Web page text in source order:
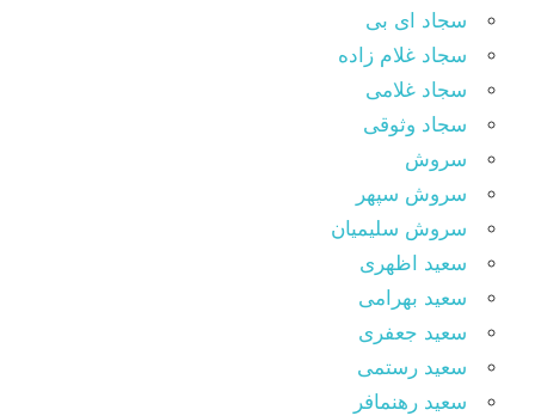
سجاد ای بی
سجاد غلام زاده
سجاد غلامی
سجاد وثوقى
سروش
سروش سپهر
سروش سلیمیان
سعید اظهری
سعید بهرامی
سعید جعفری
سعید رستمی
سعید رهنمافر